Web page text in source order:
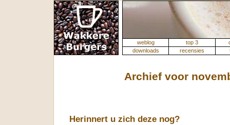
weblog top 3
downloads
recensies
Archief voor
Herinnert u zich deze nog?